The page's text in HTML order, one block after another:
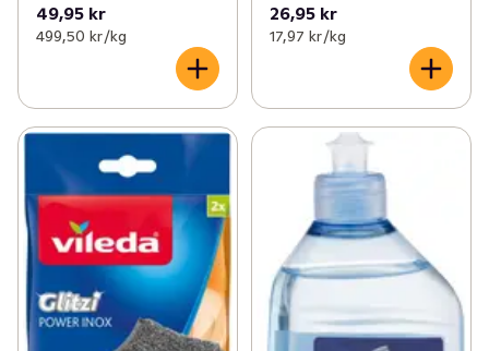
49,95 kr
499,50 kr /kg
26,95 kr
17,97 kr /kg